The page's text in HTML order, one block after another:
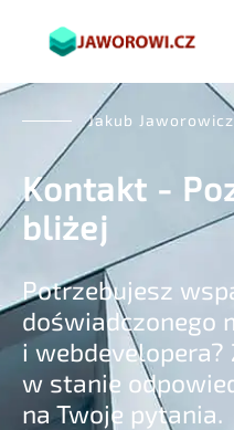
Jakub Jaworowicz
Kontakt -
bliżej
Potrzebujesz
doświadczonego
i webdevelopera?
w stanie
na Twoje pytania.